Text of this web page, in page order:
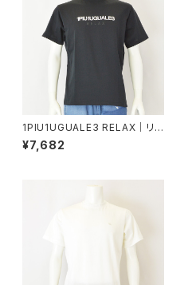
1PIU1UGUALE3 RELAX｜リバ
ースロゴ半袖Tシャツ｜ウノピゥ
ウノウグァーレトレ リラックス メ
¥7,682